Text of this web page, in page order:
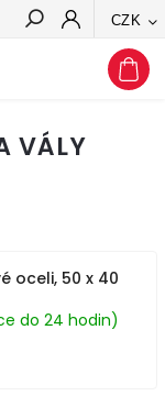
CZK
Hledat
VÁLY
oceli, 50 x 40
do 24 hodin)